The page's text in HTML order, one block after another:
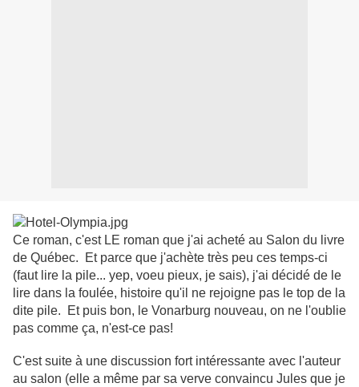
Ce roman, c'est LE roman que j'ai acheté au Salon du livre
de Québec. Et parce que j'achète très peu ces temps-ci
(faut lire la pile... yep, voeu pieux, je sais), j'ai décidé de le
lire dans la foulée, histoire qu'il ne rejoigne pas le top de la
dite pile. Et puis bon, le Vonarburg nouveau, on ne l'oublie
pas comme ça, n'est-ce pas!
C'est suite à une discussion fort intéressante avec l'auteur
au salon (elle a même par sa verve convaincu Jules que je